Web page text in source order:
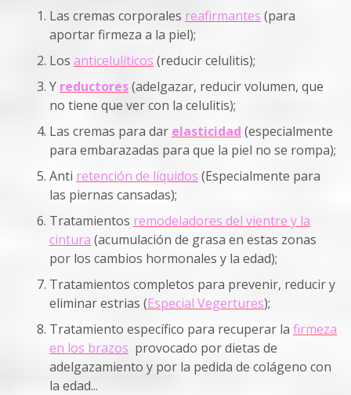
Las cremas corporales reafirmantes (para
aportar firmeza a la piel);
Los anticelulíticos (reducir celulitis);
Y reductores(adelgazar, reducir volumen, que
no tiene que ver con la celulitis);
Las cremas para dar elasticidad (especialmente
para embarazadas para que la piel no se rompa);
Anti retención de líquidos (Especialmente para
las piernas cansadas);
Tratamientos remodeladores del vientre y la
cintura (acumulación de grasa en estas zonas
por los cambios hormonales y la edad);
Tratamientos completos para prevenir, reducir y
eliminar estrias (Especial Vegertures);
Tratamiento específico para recuperar la firmeza
en los brazos provocado por dietas de
adelgazamiento y por la pedida de colágeno con
la edad...